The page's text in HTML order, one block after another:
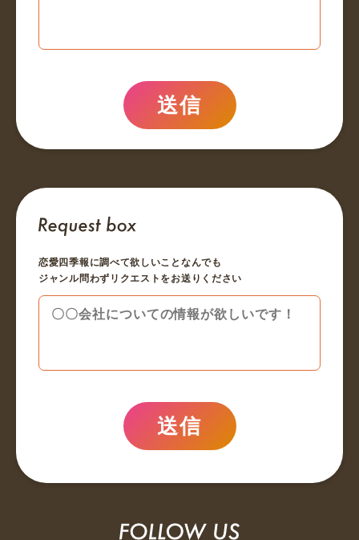
送信
恋愛四季報に調べて欲しいことなんでも
ジャンル問わずリクエストをお送りください
送信